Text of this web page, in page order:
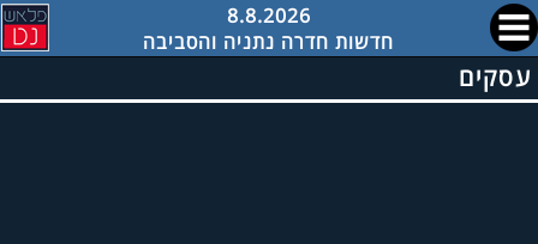
8.8.2026
חדשות חדרה נתניה והסביבה
עסקים